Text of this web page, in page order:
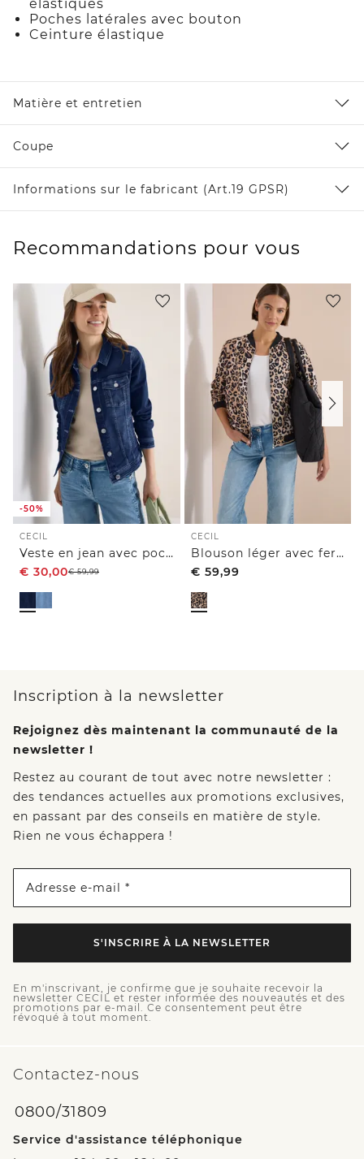
élastiques
Poches latérales avec bouton
Ceinture élastique
Matière et entretien
Coupe
Informations sur le fabricant (Art.19 GPSR)
Recommandations pour vous
-50%
CECIL
Veste en jean avec poches poitrine et boutons
€ 30,00€59,99
CECIL
Blouson léger avec fermeture zip et imprimé léopard
€ 59,99
Inscription à la newsletter
Rejoignez dès maintenant la communauté de la
newsletter !
Restez au courant de tout avec notre newsletter :
des tendances actuelles aux promotions exclusives,
en passant par des conseils en matière de style.
Rien ne vous échappera !
Adresse e-mail *
S'INSCRIRE À LA NEWSLETTER
En m'inscrivant, je confirme que je souhaite recevoir la
newsletter CECIL et rester informée des nouveautés et des
promotions par e-mail. Ce consentement peut être
révoqué à tout moment.
Contactez-nous
0800/31809
Service d'assistance téléphonique